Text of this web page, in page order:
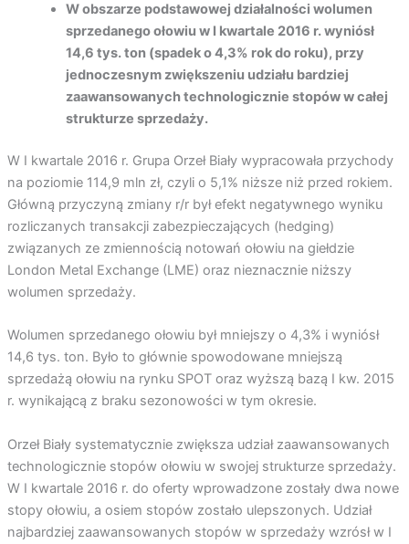
W obszarze podstawowej działalności wolumen
sprzedanego ołowiu w I kwartale 2016 r. wyniósł
14,6 tys. ton (spadek o 4,3% rok do roku), przy
jednoczesnym zwiększeniu udziału bardziej
zaawansowanych technologicznie stopów w całej
strukturze sprzedaży.
W I kwartale 2016 r. Grupa Orzeł Biały wypracowała przychody
na poziomie 114,9 mln zł, czyli o 5,1% niższe niż przed rokiem.
Główną przyczyną zmiany r/r był efekt negatywnego wyniku
rozliczanych transakcji zabezpieczających (hedging)
związanych ze zmiennością notowań ołowiu na giełdzie
London Metal Exchange (LME) oraz nieznacznie niższy
wolumen sprzedaży.
Wolumen sprzedanego ołowiu był mniejszy o 4,3% i wyniósł
14,6 tys. ton. Było to głównie spowodowane mniejszą
sprzedażą ołowiu na rynku SPOT oraz wyższą bazą I kw. 2015
r. wynikającą z braku sezonowości w tym okresie.
Orzeł Biały systematycznie zwiększa udział zaawansowanych
technologicznie stopów ołowiu w swojej strukturze sprzedaży.
W I kwartale 2016 r. do oferty wprowadzone zostały dwa nowe
stopy ołowiu, a osiem stopów zostało ulepszonych. Udział
najbardziej zaawansowanych stopów w sprzedaży wzrósł w I